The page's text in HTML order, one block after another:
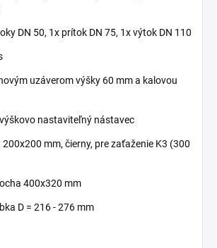
DN 50, 1x prítok DN 75, 1x výtok DN 110
uzáverom výšky 60 mm a kalovou
nastaviteľný nástavec
mm, čierny, pre zaťaženie K3 (300
400x320 mm
D = 216 - 276 mm